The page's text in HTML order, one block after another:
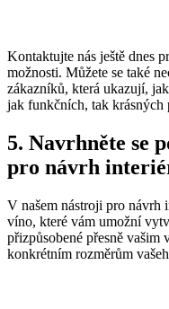
Kontaktujte nás ještě dnes
možnosti. Můžete se také
zákazníků, která ukazují,
jak funkčních, tak krásných
5. Navrhněte se
pro návrh
V našem nástroji pro návrh
víno, které vám umožní
přizpůsobené přesně vašim
konkrétním rozměrům